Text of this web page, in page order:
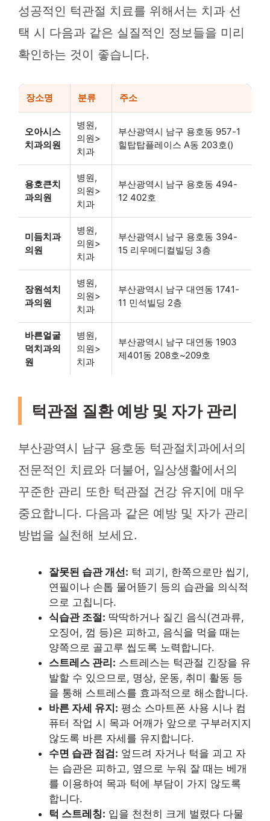
성공적인 턱관절 치료를 위해서는 치과 선
택 시 다음과 같은 실질적인 정보들을 미리
확인하는 것이 좋습니다.
장소명 분류 주소
오아시스
치과의원
병원,
의원>
치과
부산광역시 남구 용호동 957-1
힐탑탑플레이스 A동 203호()
용호큰치
과의원
병원,
의원>
치과
부산광역시 남구 용호동 494-
12 402호
미듬치과
의원
병원,
의원>
치과
부산광역시 남구 용호동 394-
15 리우메디컬빌딩 3층
장원석치
과의원
병원,
의원>
치과
부산광역시 남구 대연동 1741-
11 민석빌딩 2층
바른얼굴
덕치과의
원
병원,
의원>
치과
부산광역시 남구 대연동 1903
제401동 208호~209호
턱관절 질환 예방 및 자가 관리
부산광역시 남구 용호동 턱관절치과에서의
전문적인 치료와 더불어, 일상생활에서의
꾸준한 관리 또한 턱관절 건강 유지에 매우
중요합니다. 다음과 같은 예방 및 자가 관리
방법을 실천해 보세요.
잘못된 습관 개선: 턱 괴기, 한쪽으로만 씹기,
연필이나 손톱 물어뜯기 등의 습관을 의식적
으로 고칩니다.
식습관 조절: 딱딱하거나 질긴 음식(견과류,
오징어, 껌 등)은 피하고, 음식을 먹을 때는
양쪽으로 골고루 씹도록 노력합니다.
스트레스 관리: 스트레스는 턱관절 긴장을 유
발할 수 있으므로, 명상, 운동, 취미 활동 등
을 통해 스트레스를 효과적으로 해소합니다.
바른 자세 유지: 평소 스마트폰 사용 시나 컴
퓨터 작업 시 목과 어깨가 앞으로 구부러지지
않도록 바른 자세를 유지합니다.
수면 습관 점검: 엎드려 자거나 턱을 괴고 자
는 습관은 피하고, 옆으로 누워 잘 때는 베개
를 이용하여 목과 턱에 부담이 가지 않도록
합니다.
턱 스트레칭: 입을 천천히 크게 벌렸다 다물